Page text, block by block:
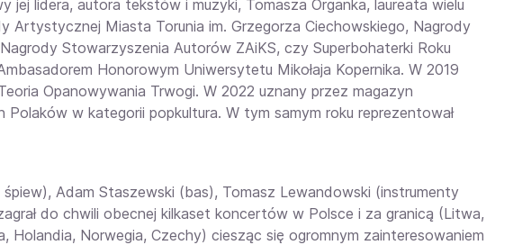
jej lidera, autora tekstów i muzyki, Tomasza Organka, laureata wielu
Artystycznej Miasta Torunia im. Grzegorza Ciechowskiego, Nagrody
Stowarzyszenia Autorów ZAiKS, czy Superbohaterki Roku
Honorowym Uniwersytetu Mikołaja Kopernika. W 2019
Opanowywania Trwogi. W 2022 uznany przez magazyn
w kategorii popkultura. W tym samym roku reprezentował
śpiew), Adam Staszewski (bas), Tomasz Lewandowski (instrumenty
do chwili obecnej kilkaset koncertów w Polsce i za granicą (Litwa,
Holandia, Norwegia, Czechy) ciesząc się ogromnym zainteresowaniem